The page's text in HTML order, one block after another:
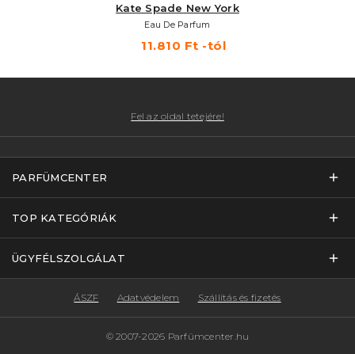
Kate Spade New York
Eau De Parfum
11.810 Ft -tól
Fel az oldal tetejére!
PARFÜMCENTER
TOP KATEGÓRIÁK
ÜGYFÉLSZOLGÁLAT
© 2007-2026 Parfümcenter.hu
ÁSZF Adatvédelem Szállítás és fizetés